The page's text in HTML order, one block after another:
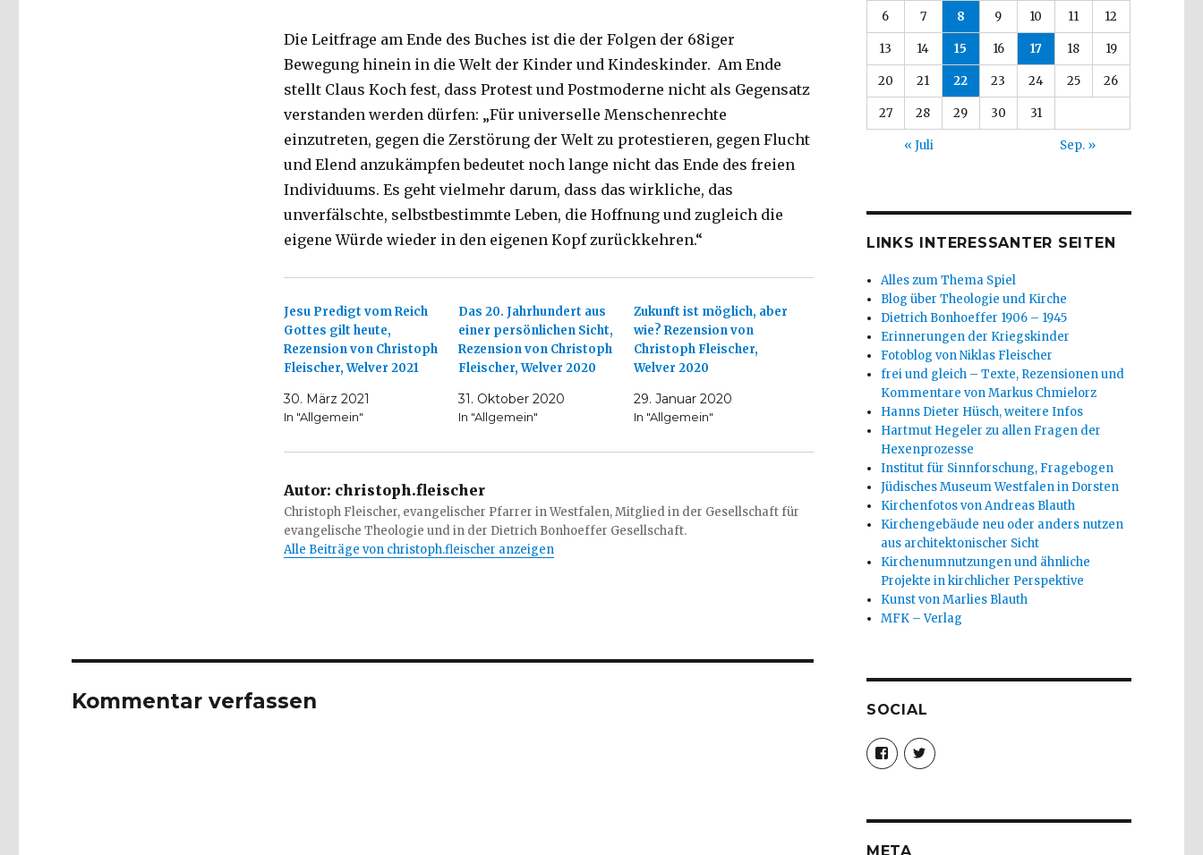
Die Leitfrage am Ende des Buches ist die der Folgen der 68iger
Bewegung hinein in die Welt der Kinder und Kindeskinder. Am Ende
stellt Claus Koch fest, dass Protest und Postmoderne nicht als Gegensatz
verstanden werden dürfen: „Für universelle Menschenrechte
einzutreten, gegen die Zerstörung der Welt zu protestieren, gegen Flucht
und Elend anzukämpfen bedeutet noch lange nicht das Ende des freien
Individuums. Es geht vielmehr darum, dass das wirkliche, das
unverfälschte, selbstbestimmte Leben, die Hoffnung und zugleich die
eigene Würde wieder in den eigenen Kopf zurückkehren.“
Jesu Predigt vom Reich
Gottes gilt heute,
Rezension von Christoph
Fleischer, Welver 2021
30. März 2021
In "Allgemein"
Das 20. Jahrhundert aus
einer persönlichen Sicht,
Rezension von Christoph
Fleischer, Welver 2020
31. Oktober 2020
In "Allgemein"
Zukunft ist möglich, aber
wie? Rezension von
Christoph Fleischer,
Welver 2020
29. Januar 2020
In "Allgemein"
Autor: christoph.fleischer
Christoph Fleischer, evangelischer Pfarrer in Westfalen, Mitglied in der Gesellschaft für
evangelische Theologie und in der Dietrich Bonhoeffer Gesellschaft.
Alle Beiträge von christoph.fleischer anzeigen
Kommentar verfassen
6 7 8 9 10 11 12
13 14 15 16 17 18 19
20 21 22 23 24 25 26
27 28 29 30 31
« Juli Sep. »
LINKS INTERESSANTER SEITEN
Alles zum Thema Spiel
Blog über Theologie und Kirche
Dietrich Bonhoeffer 1906 – 1945
Erinnerungen der Kriegskinder
Fotoblog von Niklas Fleischer
frei und gleich – Texte, Rezensionen und
Kommentare von Markus Chmielorz
Hanns Dieter Hüsch, weitere Infos
Hartmut Hegeler zu allen Fragen der
Hexenprozesse
Institut für Sinnforschung, Fragebogen
Jüdisches Museum Westfalen in Dorsten
Kirchenfotos von Andreas Blauth
Kirchengebäude neu oder anders nutzen
aus architektonischer Sicht
Kirchenumnutzungen und ähnliche
Projekte in kirchlicher Perspektive
Kunst von Marlies Blauth
MFK – Verlag
SOCIAL
Profil
von
christoph.fleischer1
anzeigen
Profil
von
anzeigen
META